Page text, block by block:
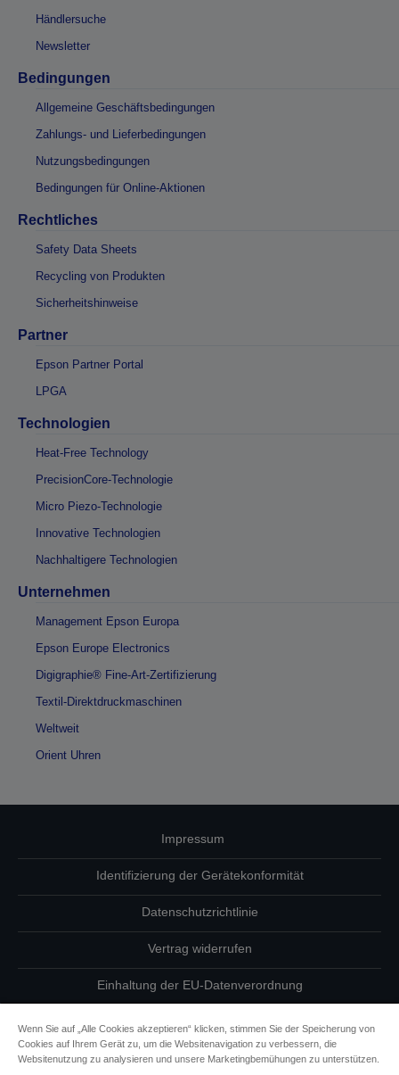
Händlersuche
Newsletter
Bedingungen
Allgemeine Geschäftsbedingungen
Zahlungs- und Lieferbedingungen
Nutzungsbedingungen
Bedingungen für Online-Aktionen
Rechtliches
Safety Data Sheets
Recycling von Produkten
Sicherheitshinweise
Partner
Epson Partner Portal
LPGA
Technologien
Heat-Free Technology
PrecisionCore-Technologie
Micro Piezo-Technologie
Innovative Technologien
Nachhaltigere Technologien
Unternehmen
Management Epson Europa
Epson Europe Electronics
Digigraphie® Fine-Art-Zertifizierung
Textil-Direktdruckmaschinen
Weltweit
Orient Uhren
Impressum
Identifizierung der Gerätekonformität
Datenschutzrichtlinie
Vertrag widerrufen
Einhaltung der EU-Datenverordnung
Informationen zu Cookies
Wenn Sie auf „Alle Cookies akzeptieren“ klicken, stimmen Sie der Speicherung von
Cookies auf Ihrem Gerät zu, um die Websitenavigation zu verbessern, die
Websitenutzung zu analysieren und unsere Marketingbemühungen zu unterstützen.